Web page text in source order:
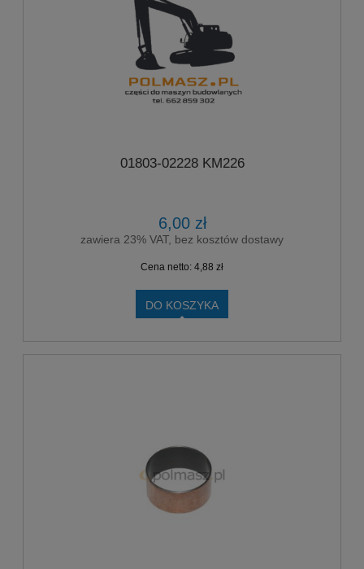
01803-02228 KM226
6,00 zł
zawiera 23% VAT, bez kosztów dostawy
Cena netto: 4,88 zł
DO KOSZYKA